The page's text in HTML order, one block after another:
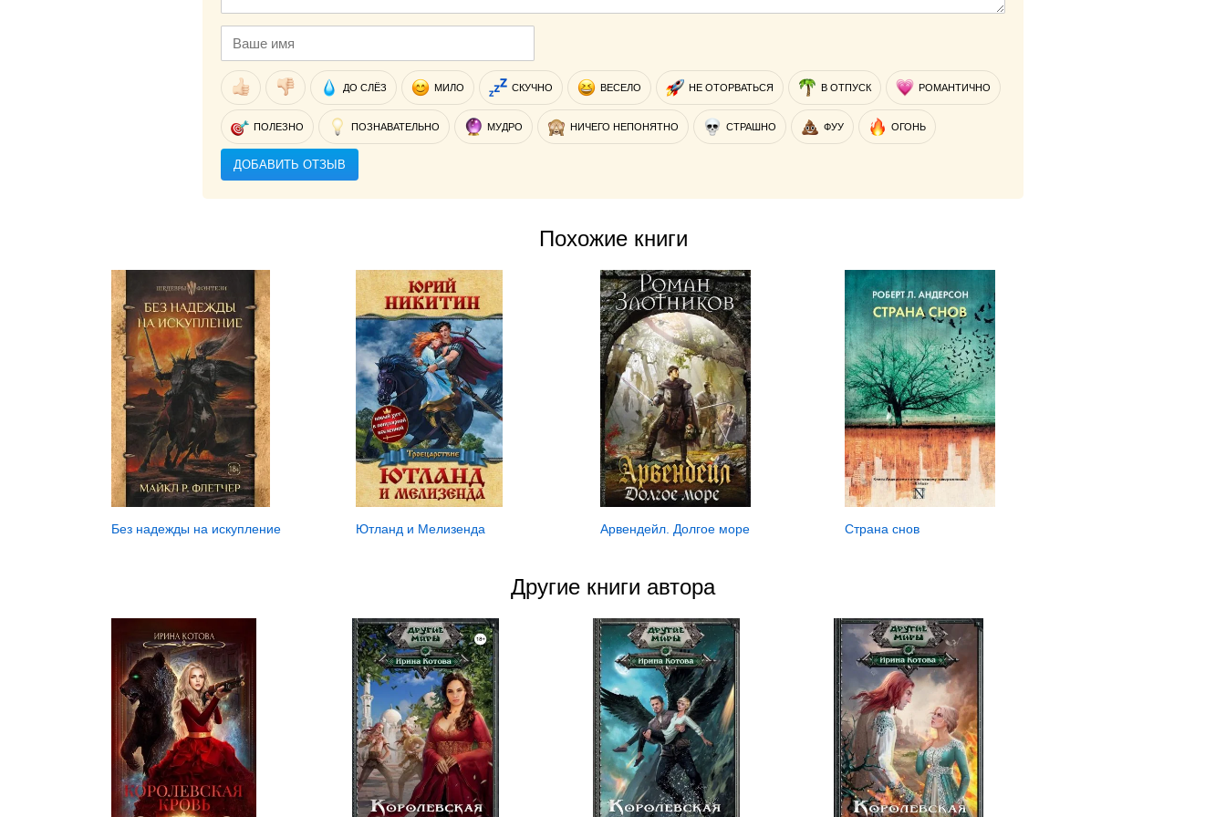
ДО СЛЁЗ МИЛО СКУЧНО ВЕСЕЛО НЕ ОТОРВАТЬСЯ В ОТПУСК РОМАНТИЧНО
ПОЛЕЗНО ПОЗНАВАТЕЛЬНО МУДРО НИЧЕГО НЕПОНЯТНО СТРАШНО ФУУ ОГОНЬ
ДОБАВИТЬ ОТЗЫВ
Похожие книги
Без надежды на искупление Ютланд и Мелизенда Арвендейл. Долгое море Страна снов
Другие книги автора